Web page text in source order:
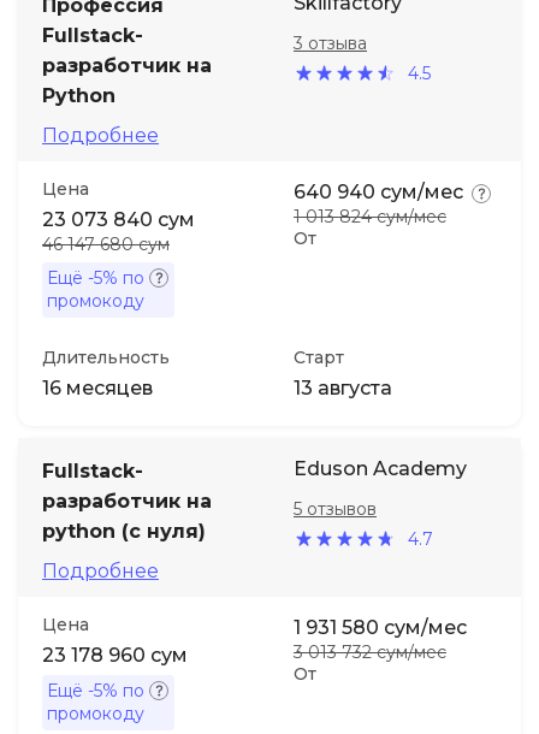
Профессия
Fullstack-
разработчик на
Python
Подробнее
4.5
3 отзыва
Цена
23 073 840 сум
46 147 680 сум
Ещё -5% по
промокоду
От
640 940 сум/мес
1 013 824 сум/мес
Длительность
16 месяцев
Старт
13 августа
Fullstack-
разработчик на
python (с нуля)
Подробнее
Eduson Academy
4.7
5 отзывов
Цена
23 178 960 сум
Ещё -5% по
промокоду
От
1 931 580 сум/мес
3 013 732 сум/мес